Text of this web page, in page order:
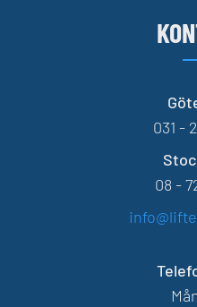
031 -
08 -